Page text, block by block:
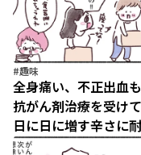
#趣味
全身痛い、不正出血
抗がん剤治療を受け
日に日に増す辛さに
女性を支えたのは